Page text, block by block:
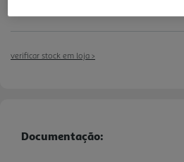
verificar stock em loja >
Documentação: